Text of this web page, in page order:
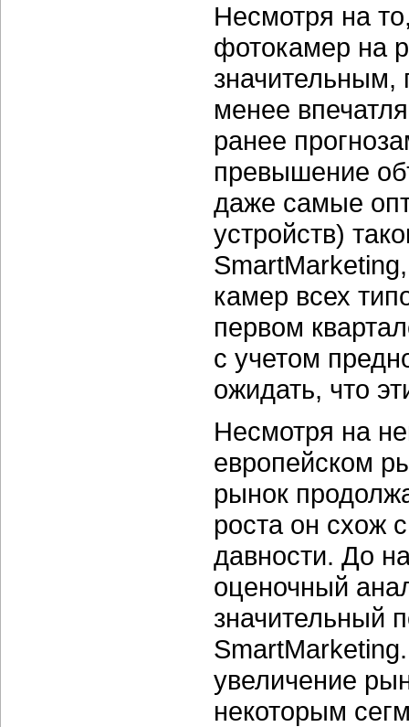
Несмотря на
фотокамер на
значительным,
менее
ранее
превышение
даже самые
устройств)
камер всех
первом
с учетом
ожидать, что
Несмотря на
европейском
рынок
роста он схож
давности. До
оценочный
значительный
увеличение
некоторым